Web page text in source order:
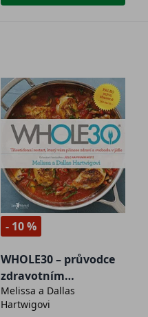
- 10 %
WHOLE30 – průvodce
zdravotním
restartem, který vám
přinese svobodu v
Melissa a Dallas
Hartwigovi